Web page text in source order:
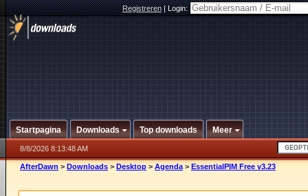
Registreren|Login:
Startpagina Downloads Top downloads Meer
8/8/2026 8:13:48 AM
AfterDawn > Downloads > Desktop > Agenda > EssentialPIM Free v3.23